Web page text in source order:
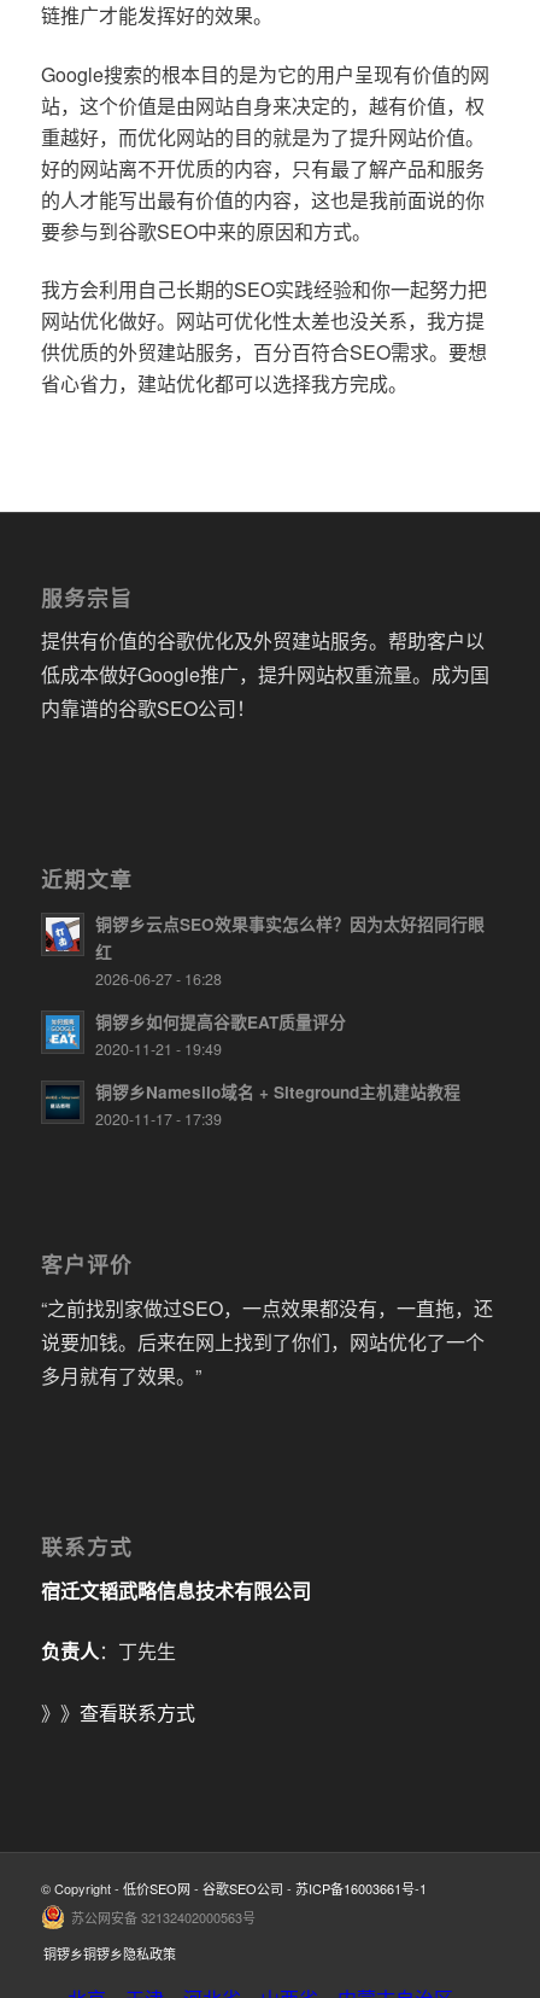
链推广才能发挥好的效果。
Google搜索的根本目的是为它的用户呈现有价值的网
站，这个价值是由网站自身来决定的，越有价值，权
重越好，而优化网站的目的就是为了提升网站价值。
好的网站离不开优质的内容，只有最了解产品和服务
的人才能写出最有价值的内容，这也是我前面说的你
要参与到谷歌SEO中来的原因和方式。
我方会利用自己长期的SEO实践经验和你一起努力把
网站优化做好。网站可优化性太差也没关系，我方提
供优质的外贸建站服务，百分百符合SEO需求。要想
省心省力，建站优化都可以选择我方完成。
服务宗旨
提供有价值的谷歌优化及外贸建站服务。帮助客户以
低成本做好Google推广，提升网站权重流量。成为国
内靠谱的谷歌SEO公司！
近期文章
铜锣乡云点SEO效果事实怎么样？因为太好招同行眼
红
2026-06-27 - 16:28
铜锣乡如何提高谷歌EAT质量评分
2020-11-21 - 19:49
铜锣乡Namesilo域名 + Siteground主机建站教程
2020-11-17 - 17:39
客户评价
“之前找别家做过SEO，一点效果都没有，一直拖，还
说要加钱。后来在网上找到了你们，网站优化了一个
多月就有了效果。”
联系方式
宿迁文韬武略信息技术有限公司
负责人：丁先生
》》 查看联系方式
© Copyright - 低价SEO网 - 谷歌SEO公司 - 苏ICP备16003661号-1
苏公网安备 32132402000563号
铜锣乡铜锣乡隐私政策